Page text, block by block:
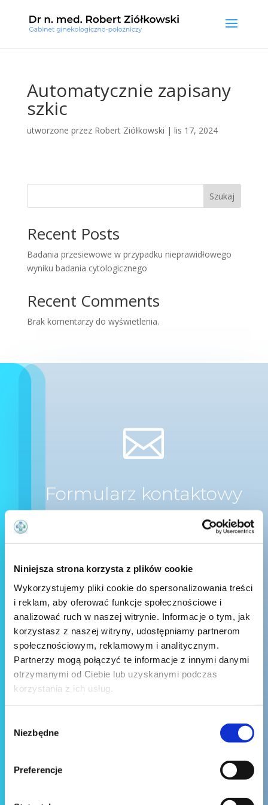
Niniejsza strona korzysta z plików cookie
Wykorzystujemy pliki cookie do spersonalizowania treści
i reklam, aby oferować funkcje społecznościowe i
analizować ruch w naszej witrynie. Informacje o tym, jak
korzystasz z naszej witryny, udostępniamy partnerom
społecznościowym, reklamowym i analitycznym.
Partnerzy mogą połączyć te informacje z innymi danymi
otrzymanymi od Ciebie lub uzyskanymi podczas
korzystania z ich usług.
zgody
Niezbędne
Preferencje
Automatycznie zapisany
szkic
utworzone przez Robert Ziółkowski | lis 17, 2024
Szukaj
Recent Posts
Badania przesiewowe w przypadku nieprawidłowego
wyniku badania cytologicznego
Recent Comments
Brak komentarzy do wyświetlenia.

Formularz kontaktowy
Wyślij wiadomość